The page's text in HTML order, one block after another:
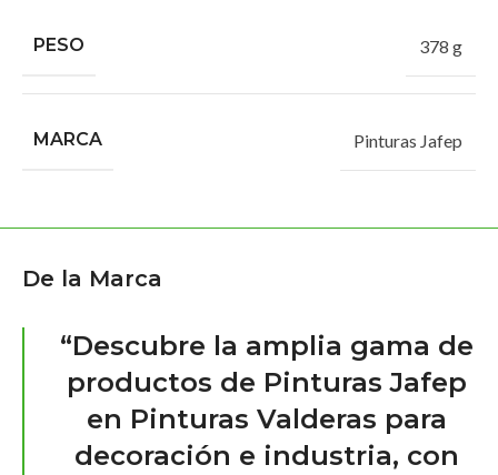
PESO 378 g
MARCA Pinturas Jafep
De la Marca
“Descubre la amplia gama de
productos de Pinturas Jafep
en Pinturas Valderas para
decoración e industria, con